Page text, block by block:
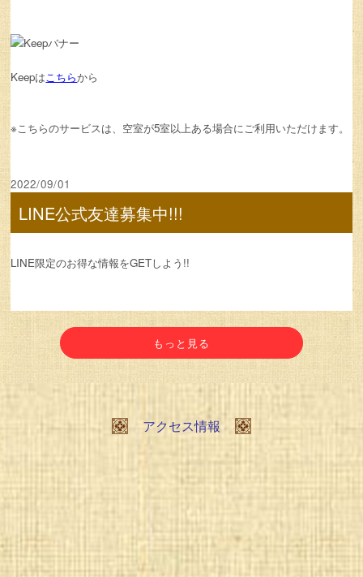
Keepはこちらから
※こちらのサービスは、空室が5室以上ある場合にご利用いただけます。
2022/09/01
LINE公式友達募集中!!!
LINE限定のお得な情報をGETしよう!!
もっと見る
アクセス情報